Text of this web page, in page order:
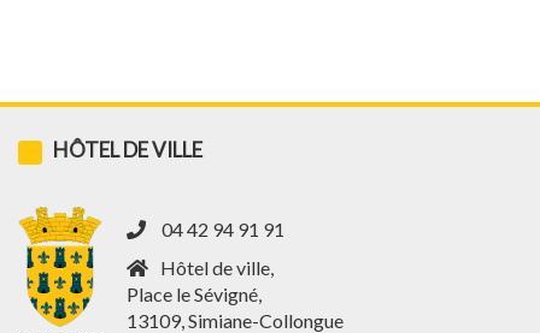
HÔTEL DE VILLE
04 42 94 91 91
Hôtel de ville,
Place le Sévigné,
13109, Simiane-Collongue